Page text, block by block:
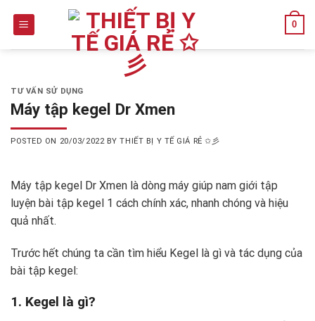
0
TƯ VẤN SỬ DỤNG
Máy tập kegel Dr Xmen
POSTED ON 20/03/2022BYTHIẾT BỊ Y TẾ GIÁ RẺ ✩彡
Máy tập kegel Dr Xmen là dòng máy giúp nam giới tập
luyện bài tập kegel 1 cách chính xác, nhanh chóng và hiệu
quả nhất.
Trước hết chúng ta cần tìm hiểu Kegel là gì và tác dụng của
bài tập kegel:
1. Kegel là gì?